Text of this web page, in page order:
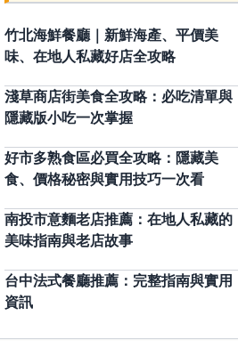
竹北海鮮餐廳｜新鮮海產、平價美
味、在地人私藏好店全攻略
淺草商店街美食全攻略：必吃清單與
隱藏版小吃一次掌握
好市多熟食區必買全攻略：隱藏美
食、價格秘密與實用技巧一次看
南投市意麵老店推薦：在地人私藏的
美味指南與老店故事
台中法式餐廳推薦：完整指南與實用
資訊